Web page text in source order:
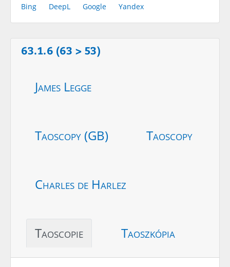
Bing DeepL Google Yandex
63.1.6 (63 > 53)
James Legge
Taoscopy (GB) Taoscopy
Charles de Harlez
Taoscopie Taoszkópia